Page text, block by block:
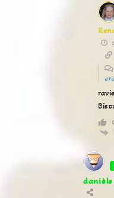
danièle